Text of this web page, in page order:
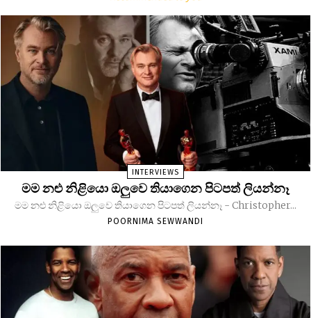
INTERVIEWS
මම නළු නිළියො ඔලුවෙ තියාගෙන පිටපත් ලියන්නෑ
මම නළු නිළියො ඔලුවෙ තියාගෙන පිටපත් ලියන්නෑ - Christopher...
POORNIMA SEWWANDI